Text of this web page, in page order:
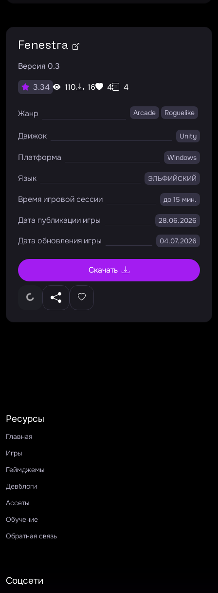
Fenestra
Версия 0.3
3.34 110 16 4 4
Жанр Arcade Roguelike
Движок Unity
Платформа Windows
Язык ЭЛЬФИЙСКИЙ
Время игровой сессии до 15 мин.
Дата публикации игры 28.06.2026
Дата обновления игры 04.07.2026
Скачать
Ресурсы
Главная
Игры
Геймджемы
Девблоги
Ассеты
Обучение
Обратная связь
Соцсети